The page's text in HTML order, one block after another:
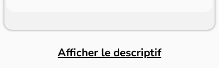
Afficher le descriptif